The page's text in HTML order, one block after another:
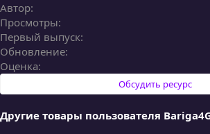
Автор
Просмотры
Первый выпуск
Обновление
Оценка
Обсудить ресурс
Другие товары пользователя